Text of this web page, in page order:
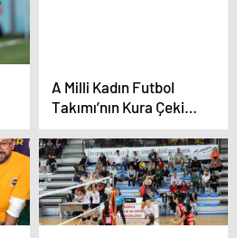
A Milli Kadın Futbol
Takımı’nın Kura Çekimi
Yarın